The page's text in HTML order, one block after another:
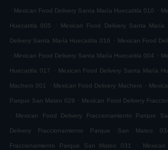
. Mexican Food Delivery Santa María Huecatitla 010 .
Huecatitla 005 . Mexican Food Delivery Santa María
Delivery Santa María Huecatitla 016 . Mexican Food
. Mexican Food Delivery Santa María Huecatitla 004 .
Huecatitla 017 . Mexican Food Delivery Santa María
Machero 001 . Mexican Food Delivery Machero .
Parque San Mateo 029 . Mexican Food Delivery
.
Mexican Food Delivery Fraccionamiento Parque
Delivery Fraccionamiento Parque San Mateo
Fraccionamiento Parque San Mateo 031 .